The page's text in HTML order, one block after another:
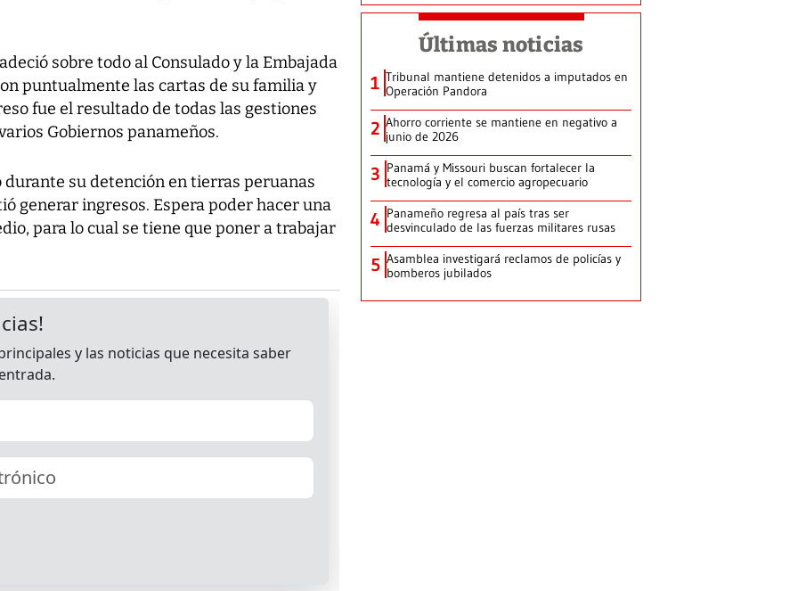
sobre todo al Consulado y la Embajada
puntualmente las cartas de su familia y
fue el resultado de todas las gestiones
Gobiernos panameños.
su detención en tierras peruanas
generar ingresos. Espera poder hacer una
para lo cual se tiene que poner a trabajar
Últimas noticias
1 Tribunal mantiene detenidos a imputados en
Operación Pandora
2 Ahorro corriente se mantiene en negativo a
junio de 2026
3 Panamá y Missouri buscan fortalecer la
tecnología y el comercio agropecuario
4 Panameño regresa al país tras ser
desvinculado de las fuerzas militares rusas
5 Asamblea investigará reclamos de policías y
bomberos jubilados